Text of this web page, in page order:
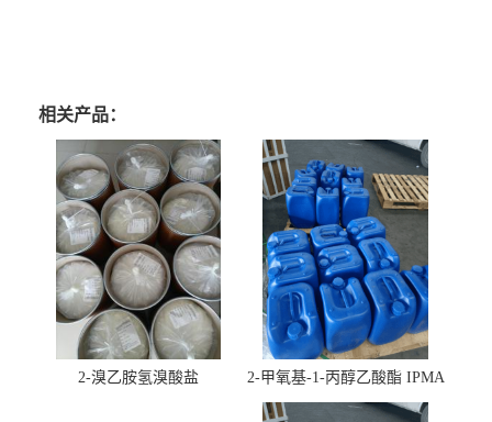
相关产品：
2-溴乙胺氢溴酸盐 2-甲氧基-1-丙醇乙酸酯 IPMA